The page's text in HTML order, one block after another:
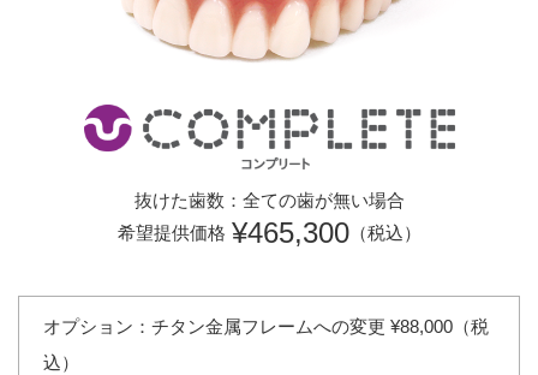
抜けた歯数：全ての歯が無い場合
希望提供価格 ¥465,300（税込）
オプション：チタン金属フレームへの変更 ¥88,000（税
込）